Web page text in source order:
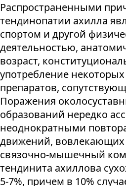
Распространенными
тендинопатии ахилла
спортом и другой
деятельностью,
возраст,
употребление
препаратов,
Поражения
образований нередко
неоднократными
движений,
связочно-мышечный
тендинита ахиллова
5-7%, причем в 10%